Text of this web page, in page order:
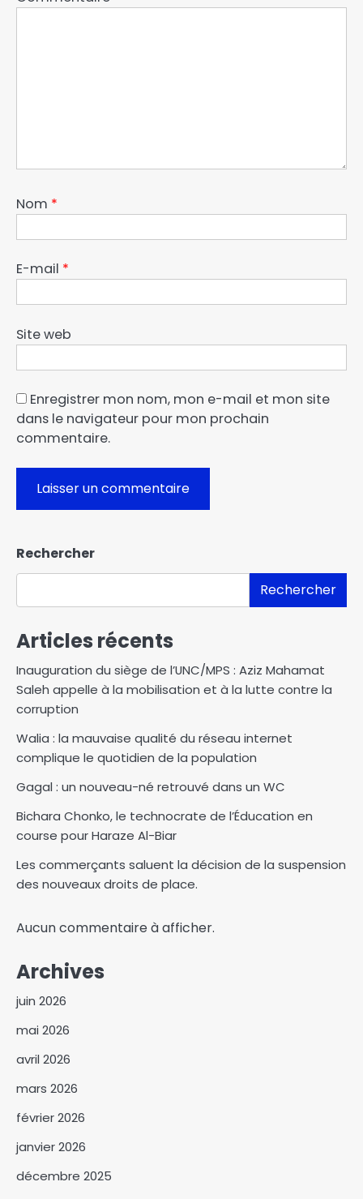
Nom *
E-mail *
Site web
Enregistrer mon nom, mon e-mail et mon site
dans le navigateur pour mon prochain
commentaire.
Rechercher
Rechercher
Articles récents
Inauguration du siège de l’UNC/MPS : Aziz Mahamat
Saleh appelle à la mobilisation et à la lutte contre la
corruption
Walia : la mauvaise qualité du réseau internet
complique le quotidien de la population
Gagal : un nouveau-né retrouvé dans un WC
Bichara Chonko, le technocrate de l’Éducation en
course pour Haraze Al-Biar
Les commerçants saluent la décision de la suspension
des nouveaux droits de place.
Aucun commentaire à afficher.
Archives
juin 2026
mai 2026
avril 2026
mars 2026
février 2026
janvier 2026
décembre 2025